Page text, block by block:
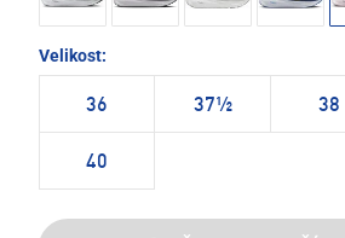
Velikost:
36 37½ 38
40